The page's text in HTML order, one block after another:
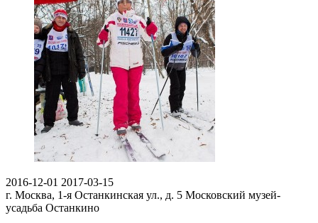
2016-12-01 2017-03-15
г. Москва, 1-я Останкинская ул., д. 5 Московский музей-
усадьба Останкино